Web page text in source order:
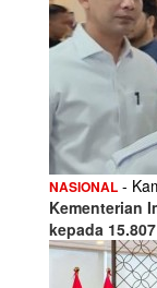
NASIONAL -
Kementerian
kepada